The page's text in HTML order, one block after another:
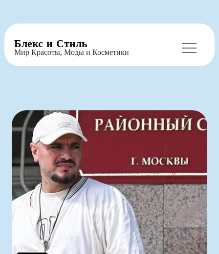
Перейти
содержимому
Блекс и Стиль
Мир Красоты, Моды и Косметики